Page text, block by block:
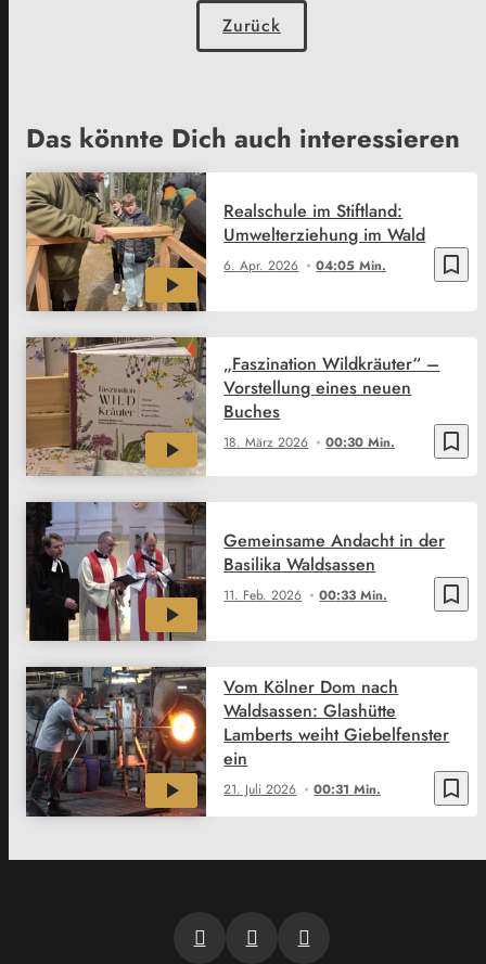
Zurück
Das könnte Dich auch interessieren
bookmark_border
6. Apr. 2026 04:05 Min.
Realschule im Stiftland:
Umwelterziehung im Wald
bookmark_border
18. März 2026 00:30 Min.
„Faszination Wildkräuter“ –
Vorstellung eines neuen
Buches
bookmark_border
11. Feb. 2026 00:33 Min.
Gemeinsame Andacht in der
Basilika Waldsassen
bookmark_border
21. Juli 2026 00:31 Min.
Vom Kölner Dom nach
Waldsassen: Glashütte
Lamberts weiht Giebelfenster
ein